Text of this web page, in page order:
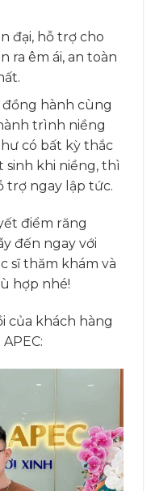
đại, hỗ trợ cho
ra êm ái, an toàn
đồng hành cùng
trình niềng
có bất kỳ thắc
sinh khi niềng, thì
trợ ngay lập tức.
điểm răng
đến ngay với
sĩ thăm khám và
hợp nhé!
của khách hàng